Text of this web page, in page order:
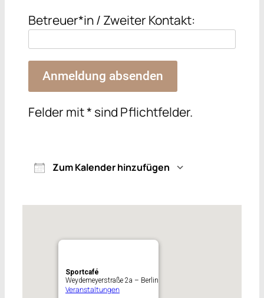
Betreuer*in / Zweiter Kontakt:
Felder mit * sind Pflichtfelder.
Zum Kalender hinzufügen
Sportcafé
Weydemeyerstraße 2a – Berlin
Veranstaltungen